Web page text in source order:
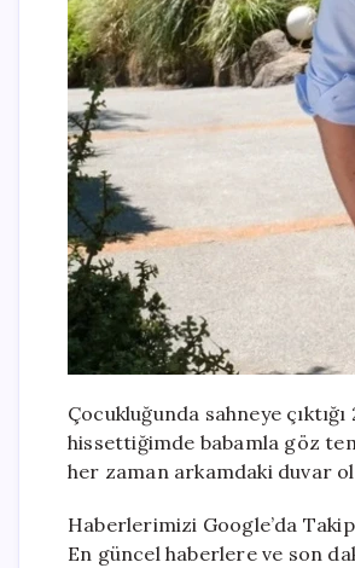
Çocukluğunda sahneye
hissettiğimde babamla göz
her zaman arkamdaki duvar
Haberlerimizi Google’da
En güncel haberlere ve son